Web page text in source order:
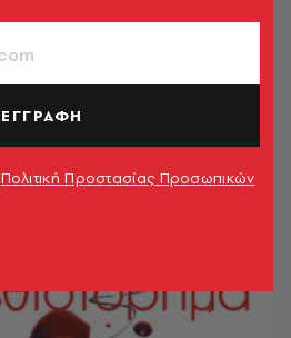
ΕΓΓΡΑΦΗ
Πολιτική Προστασίας Προσωπικών